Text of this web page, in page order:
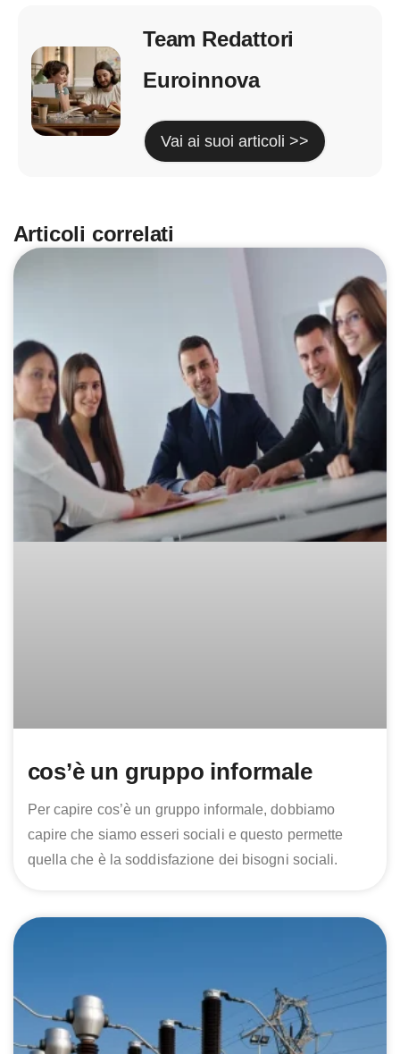
Team Redattori
Euroinnova
Vai ai suoi articoli >>
Articoli correlati
cos’è un gruppo informale
Per capire cos’è un gruppo informale, dobbiamo
capire che siamo esseri sociali e questo permette
quella che è la soddisfazione dei bisogni sociali.